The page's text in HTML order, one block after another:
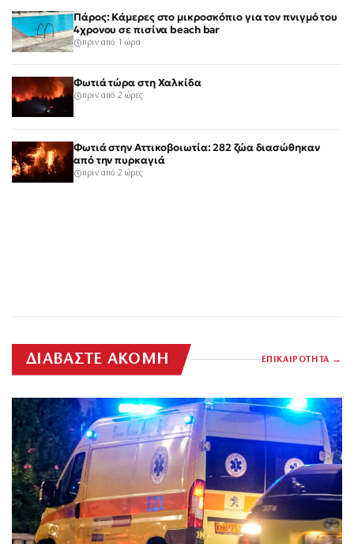
Πάρος: Κάμερες στο μικροσκόπιο για τον πνιγμό του
4χρονου σε πισίνα beach bar
πριν από 1 ώρα
Φωτιά τώρα στη Χαλκίδα
πριν από 2 ώρες
Φωτιά στην Αττικοβοιωτία: 282 ζώα διασώθηκαν
από την πυρκαγιά
πριν από 2 ώρες
ΔΙΑΒΑΣΤΕ ΑΚΟΜΗ ΕΠΙΚΑΙΡΟΤΗΤΑ